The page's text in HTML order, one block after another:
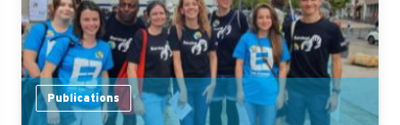
Publications